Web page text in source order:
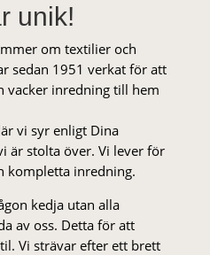
unik!
om textilier och
sedan 1951 verkat för att
vacker inredning till hem
vi syr enligt Dina
är stolta över. Vi lever för
kompletta inredning.
kedja utan alla
av oss. Detta för att
Vi strä­var efter ett brett